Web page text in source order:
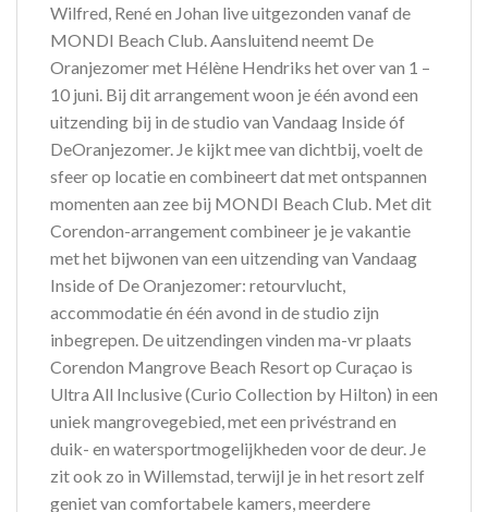
Wilfred, René en Johan live uitgezonden vanaf de
MONDI Beach Club. Aansluitend neemt De
Oranjezomer met Hélène Hendriks het over van 1 –
10 juni. Bij dit arrangement woon je één avond een
uitzending bij in de studio van Vandaag Inside óf
DeOranjezomer. Je kijkt mee van dichtbij, voelt de
sfeer op locatie en combineert dat met ontspannen
momenten aan zee bij MONDI Beach Club. Met dit
Corendon-arrangement combineer je je vakantie
met het bijwonen van een uitzending van Vandaag
Inside of De Oranjezomer: retourvlucht,
accommodatie én één avond in de studio zijn
inbegrepen. De uitzendingen vinden ma-vr plaats
Corendon Mangrove Beach Resort op Curaçao is
Ultra All Inclusive (Curio Collection by Hilton) in een
uniek mangrovegebied, met een privéstrand en
duik- en watersportmogelijkheden voor de deur. Je
zit ook zo in Willemstad, terwijl je in het resort zelf
geniet van comfortabele kamers, meerdere